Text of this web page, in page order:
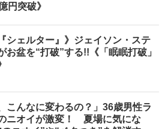
円突破》
シェルター』》ジェイソン・ステ
お盆を“打破”する!!《「眠眠打破」
こんなに変わるの？」36歳男性ラ
ニオイが激変！ 夏場に気にな